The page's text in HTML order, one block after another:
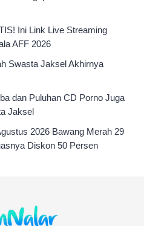
Ini Link Live Streaming
AFF 2026
Swasta Jaksel Akhirnya
dan Puluhan CD Porno Juga
Jaksel
2026 Bawang Merah 29
Diskon 50 Persen